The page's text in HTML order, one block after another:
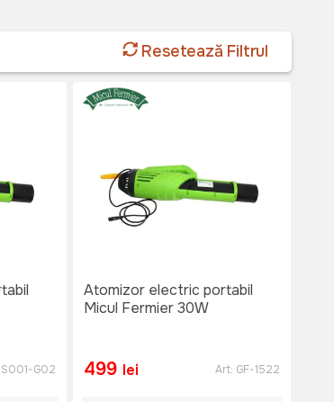
Resetează Filtrul
G02
Atomizor electric portabil
Micul Fermier 30W
499 lei Art: GF-1522